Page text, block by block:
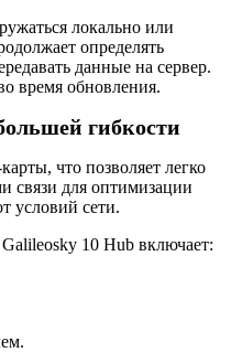
локально или
определять
данные на сервер.
время обновления.
гибкости
что позволяет легко
связи для оптимизации
условий сети.
10 Hub включает: